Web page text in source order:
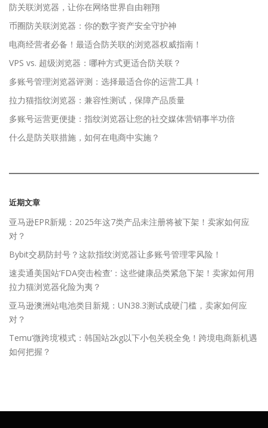
防关联浏览器，让你在网络世界自由翱翔
币圈防关联浏览器：你的数字资产安全守护神
电商经营者必备！最适合防关联的浏览器权威指南！
VPS vs. 超级浏览器：哪种方式更适合防关联？
多账号管理浏览器评测：选择最适合你的运营工具！
拉力猫指纹浏览器：兼容性测试，保障产品质量
多账号运营更便捷：指纹浏览器让您的社交媒体营销事半功倍
什么是防关联措施，如何在电商中实施？
近期文章
亚马逊EPR新规：2025年这7类产品未注册将被下架！卖家如何应
对？
Bybit交易防封号？这款指纹浏览器让多账号管理零风险！
速卖通美国站‘FDA突击检查’：这些健康品类紧急下架！卖家如何用
拉力猫浏览器化险为夷？
亚马逊澳洲站电池类目新规：UN38.3测试成硬门槛，卖家如何应
对？
Temu‘微跨境’模式：韩国站2kg以下小包关税全免！跨境电商新机遇
如何把握？